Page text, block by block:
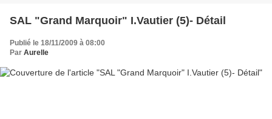
SAL "Grand Marquoir" I.Vautier (5)- Détail
Publié le 18/11/2009 à 08:00
Par Aurelle